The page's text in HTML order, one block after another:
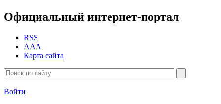
Официальный интернет-портал
RSS
AAA
Карта сайта
Войти